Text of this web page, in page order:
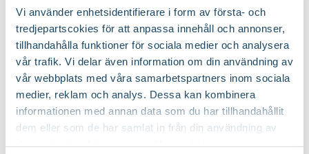
Vi använder enhetsidentifierare i form av första- och
tredjepartscokies för att anpassa innehåll och annonser,
tillhandahålla funktioner för sociala medier och analysera
vår trafik. Vi delar även information om din användning av
vår webbplats med våra samarbetspartners inom sociala
medier, reklam och analys. Dessa kan kombinera
informationen med annan data som du har tillhandahållit
dem eller som de har samlat in från din användning av
Experten tipsar
Så här
skadedjuren